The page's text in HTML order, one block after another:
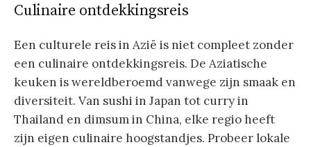
Culinaire ontdekkingsreis
Een culturele reis in Azië is niet compleet zonder
een culinaire ontdekkingsreis. De Aziatische
keuken is wereldberoemd vanwege zijn smaak en
diversiteit. Van sushi in Japan tot curry in
Thailand en dimsum in China, elke regio heeft
zijn eigen culinaire hoogstandjes. Probeer lokale